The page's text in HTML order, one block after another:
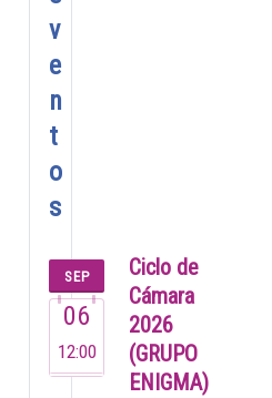
v
e
n
t
o
s
SEP
06
12:00
Ciclo de
Cámara
2026
(GRUPO
ENIGMA)